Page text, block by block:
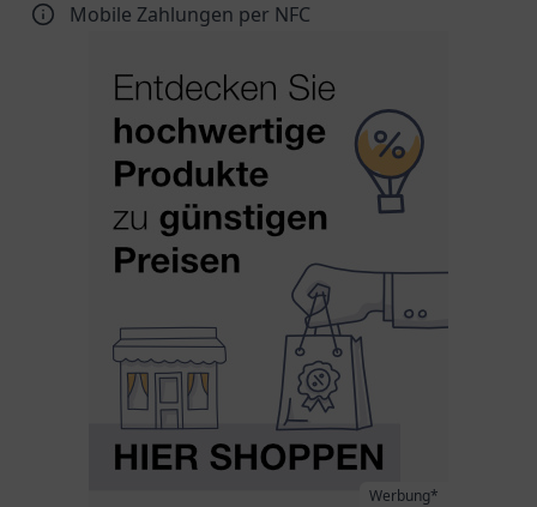
Mobile Zahlungen per NFC
Werbung*